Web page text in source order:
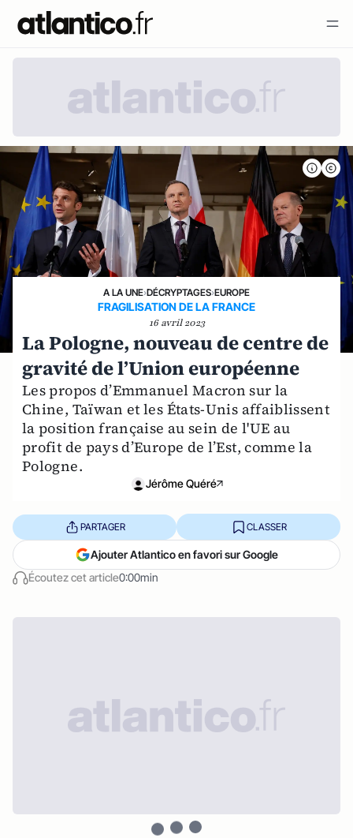
A LA UNE›DÉCRYPTAGES›EUROPE
FRAGILISATION DE LA FRANCE
16 avril 2023
La Pologne, nouveau de centre de
gravité de l’Union européenne
Les propos d’Emmanuel Macron sur la
Chine, Taïwan et les États-Unis affaiblissent
la position française au sein de l'UE au
profit de pays d’Europe de l’Est, comme la
Pologne.
Jérôme Quéré
Écoutez cet article0:00min
PARTAGER CLASSER
Ajouter Atlantico en favori sur Google